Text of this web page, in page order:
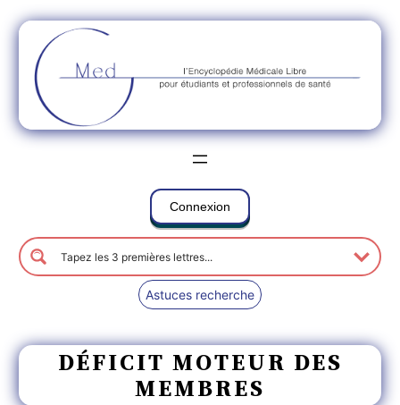
Connexion
Astuces recherche
DÉFICIT MOTEUR DES
MEMBRES